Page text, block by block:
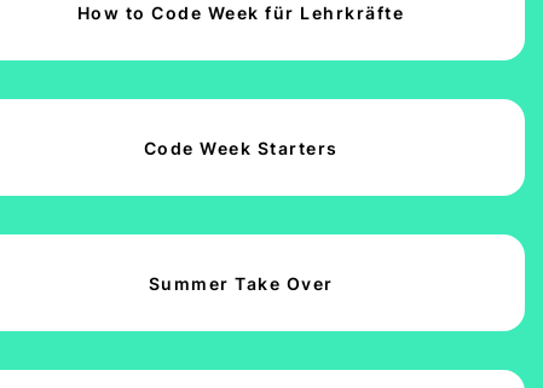
How to Code Week für Lehrkräfte
Code Week Starters
Summer Take Over